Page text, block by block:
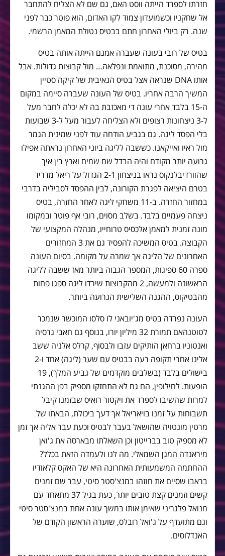
חזרתו לספרד הייתה ווסט האם, גם שם לא הצליח להתחבר
אל שחקניו וכשמועדון צמוד לקו האדום, הוא פוטר כבר לפני
שנה. רק ביולי האחרון חתם בבטיס נטולת המאמן הרשמי.
בטיס של רובי בעונה שעברה אמנם הייתה אותה בטיס
מהירה, מסוכנת, מתואמת ונפלאה… מול קבוצות גדולות. אבל
אותו DNA שנראה אצל בטיס הנאיבית של קיקה סטיין
המשיך הרבה אחריו. בטיס של העונה שעברה סיימה במקום
ה-15 בלבד אחרי עונה די מאכזבת בה לא יכלה לחבר מעל
ל-3 ניצחונות רצופים ולא הצליחה לעבור מעל ל-3 שבועות
בלי הפסד ליגה. גם בגביע הודחה עוד לפני שמינית הגמר
מול ראיו ואייקאנו. כששבה לליגה ביוני האחרון נראתה אפילו
גרועה יותר מקודם והיה הבדל שם שמים וארץ בין איך
שהוורדיבלנקוס נראו בניצחון 2-1 הגדול על ריאל מדריד
בטרם היציאה לפגרת הקורונה, לבין ההפסד לסביליה בדרבי
במחזור החזרה. ב-11 משחקי ליגה לאחר החזרה, בטיס
ניצחה פעמיים בלבד. בשלב מסוים, רובי אף פוטר ובמקומו
מונה זמנית למאמן אלכסיס טרוחייו, מנהלה המקצועי של
הקבוצה. בטיס המשיכה להפסיד גם את 3 המחזורים
האחרונים של הליגה אך שמרה על מקומה. בסיום העונה
ספרה 60 ספיגות, המספר הגבוה ביותר מאז ששבה לליגה
הראשונה ולמעשה, 2 מהקבוצות שירדו ליגה ספגו פחות
מהבטיקוס, ההגנה השלישית הגרועה ביותר.
העונה נפרדה בטיס מג'יובאני לו סלסו המוכשר שנמכר
לטוטנהאם תמורת 32 מיליון יורו, בנוסף גם חאבי גרסיה
ואנטוניו ברחאן הותיקים עזבו ולבסוף, קרלס אלניה ששב
אלינו אחרי תקופה רעה בבטיס עם שער (ליגה) אחד ו-2
בישולים בלבד (בשלבים מוקדמים של גביע המלך), 19
הופעות. לחילופין, הם גם לא התחזקו מספיק בפן ההגנתי
למרות שהשיבו לספרד את ויקטור רואיס שבזמנו קיבל
תשבוחות על זמנו בויאריאל אך דעך ביכולת, הבאתו של
מרטין מונטויה שהושאל בעבר לבטיס וכעת עבר אליה אך זמן
לא מספיק טוב בברייטון וכן השאלתו מבארסה את ג'ואן
מיראנדה המגן השמאלי. מה לנו ולעמדה הזאת בכלל?
ההחתמה המשמעותית האחרונה היא של האקס קלאודיו
בראבו שסיים את חוזהו במנצ'סטר סיטי, עבר שם זמנים
קשים וזמנים קצת טובים יותר, כעת בגיל 37 מתאחד עם
מנואל פלגריני שאימן אותו במשך עונה אחת במנצ'סטר סיטי
וגם מתועדף על ג'ואל רובלס, שוערה הראשון הקודם של
האנדלוסים.